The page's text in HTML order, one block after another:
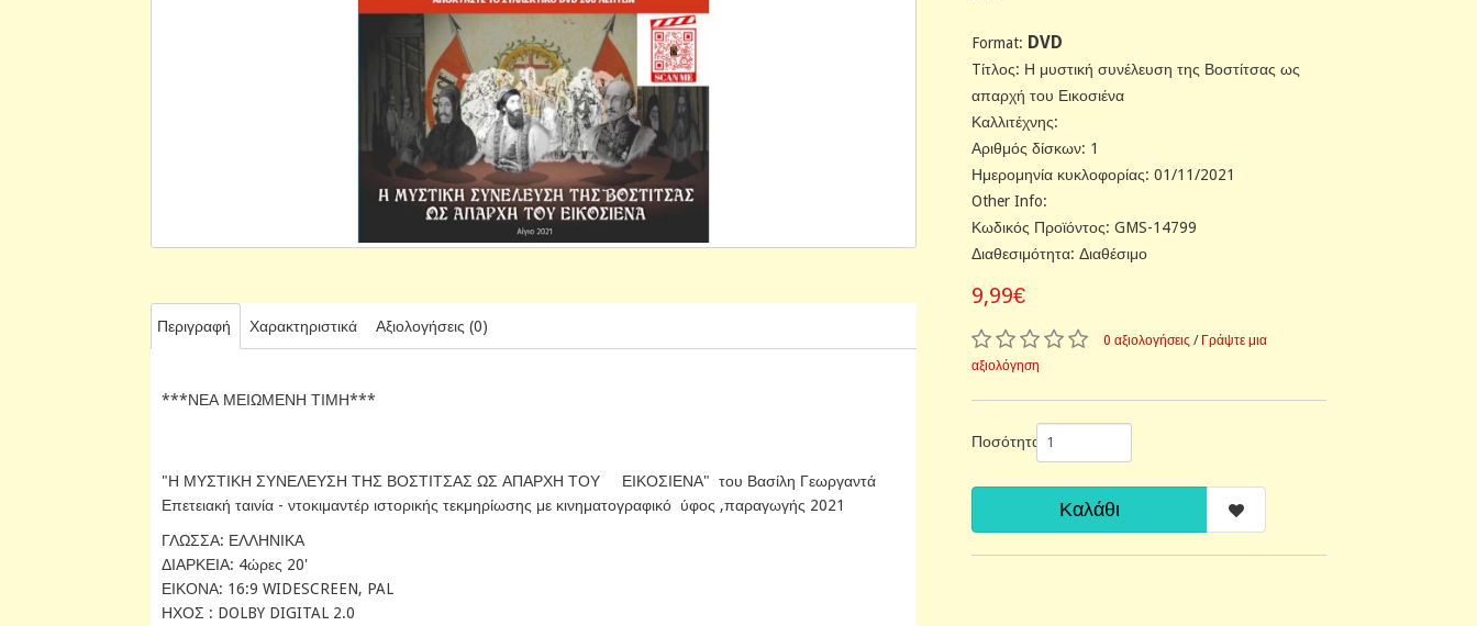
Περιγραφή Χαρακτηριστικά Αξιολογήσεις (0)
***ΝΕΑ ΜΕΙΩΜΕΝΗ ΤΙΜΗ***
"Η ΜΥΣΤΙΚΗ ΣΥΝΕΛΕΥΣΗ ΤΗΣ ΒΟΣΤΙΤΣΑΣ ΩΣ ΑΠΑΡΧΗ ΤΟΥ ΕΙΚΟΣΙΕΝΑ" του Βασίλη Γεωργαντά
Επετειακή ταινία - ντοκιμαντέρ ιστορικής τεκμηρίωσης με κινηματογραφικό ύφος ,παραγωγής 2021
ΓΛΩΣΣΑ: ΕΛΛΗΝΙΚΑ
ΔΙΑΡΚΕΙΑ: 4ώρες 20'
ΕΙΚΟΝΑ: 16:9 WIDESCREEN, PAL
ΗΧΟΣ : DOLBY DIGITAL 2.0
Format: DVD
Tίτλος: Η μυστική συνέλευση της Βοστίτσας ως
απαρχή του Εικοσιένα
Καλλιτέχνης:
Αριθμός δίσκων: 1
Ημερομηνία κυκλοφορίας: 01/11/2021
Other Info:
Κωδικός Προϊόντος: GMS-14799
Διαθεσιμότητα: Διαθέσιμο
9,99€
0 αξιολογήσεις / Γράψτε μια
αξιολόγηση
Ποσότητα
Καλάθι